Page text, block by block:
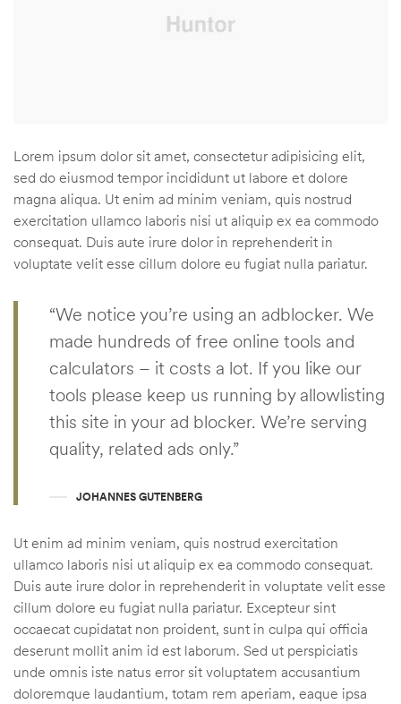
Lorem ipsum dolor sit amet, consectetur adipisicing elit,
sed do eiusmod tempor incididunt ut labore et dolore
magna aliqua. Ut enim ad minim veniam, quis nostrud
exercitation ullamco laboris nisi ut aliquip ex ea commodo
consequat. Duis aute irure dolor in reprehenderit in
voluptate velit esse cillum dolore eu fugiat nulla pariatur.
“We notice you’re using an adblocker. We
made hundreds of free online tools and
calculators – it costs a lot. If you like our
tools please keep us running by allowlisting
this site in your ad blocker. We’re serving
quality, related ads only.”
JOHANNES GUTENBERG
Ut enim ad minim veniam, quis nostrud exercitation
ullamco laboris nisi ut aliquip ex ea commodo consequat.
Duis aute irure dolor in reprehenderit in voluptate velit esse
cillum dolore eu fugiat nulla pariatur. Excepteur sint
occaecat cupidatat non proident, sunt in culpa qui officia
deserunt mollit anim id est laborum. Sed ut perspiciatis
unde omnis iste natus error sit voluptatem accusantium
doloremque laudantium, totam rem aperiam, eaque ipsa